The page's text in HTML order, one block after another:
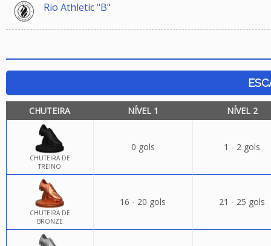
Rio Athletic "B"
CHUTEIRA NÍVEL 1 NÍVEL 2
CHUTEIRA DE
TREINO
0 gols 1 - 2 gols
CHUTEIRA DE
BRONZE
16 - 20 gols 21 - 25 gols